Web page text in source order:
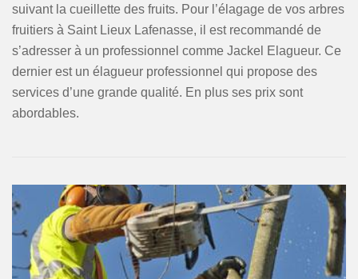
suivant la cueillette des fruits. Pour l’élagage de vos arbres
fruitiers à Saint Lieux Lafenasse, il est recommandé de
s’adresser à un professionnel comme Jackel Elagueur. Ce
dernier est un élagueur professionnel qui propose des
services d’une grande qualité. En plus ses prix sont
abordables.